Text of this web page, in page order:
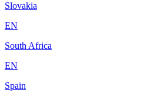
Slovakia
EN
South Africa
EN
Spain